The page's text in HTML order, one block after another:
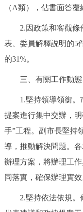
參與調查
北京概況
多語種
ENGLISH
（A類），佔書面答覆
2.因政策和客觀條
表、委員解釋説明的5
的31%。
三、有關工作動態
1.堅持領導領銜。
提案進行集中交辦，
手”工程。副市長堅持
導，推動解決問題。
辦理方案，將辦理工
同落實，確保辦理實效
2.堅持依法依規。